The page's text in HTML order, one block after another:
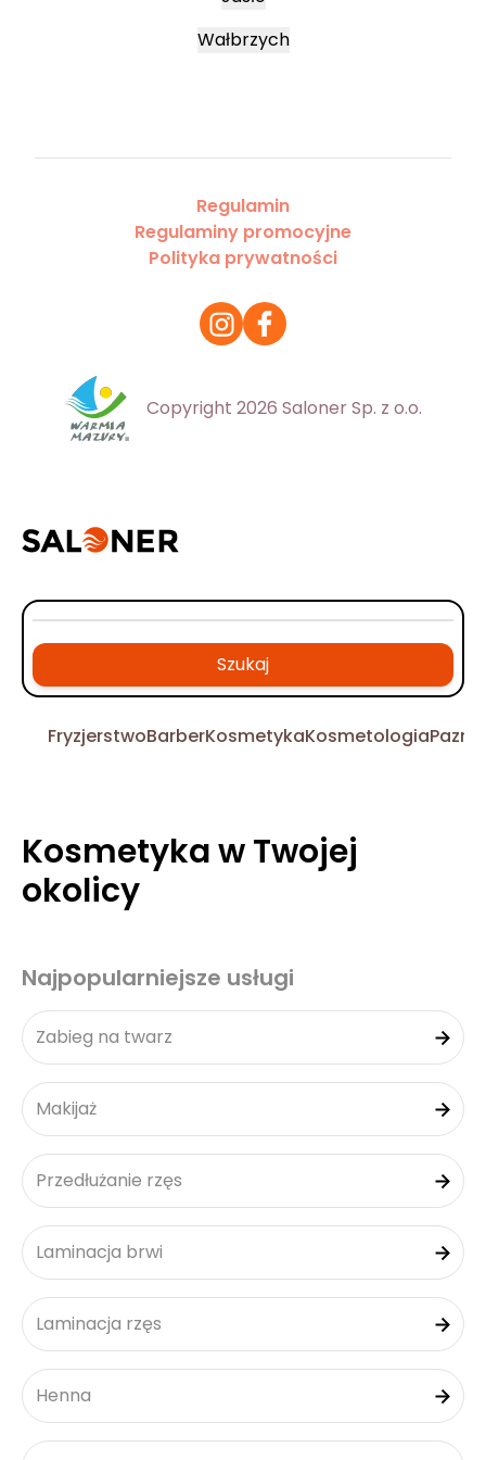
Wałbrzych
Regulamin
Regulaminy promocyjne
Polityka prywatności
Copyright 2026 Saloner Sp. z o.o.
Szukaj
FryzjerstwoBarberKosmetykaKosmetologia
Kosmetyka w Twojej
okolicy
Najpopularniejsze usługi
Zabieg na twarz
Makijaż
Przedłużanie rzęs
Laminacja brwi
Laminacja rzęs
Henna